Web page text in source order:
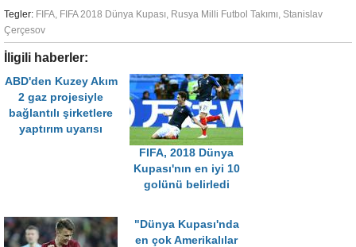
Tegler: FIFA, FIFA 2018 Dünya Kupası, Rusya Milli Futbol Takımı, Stanislav
Çerçesov
İligili haberler:
ABD'den Kuzey Akım
2 gaz projesiyle
bağlantılı şirketlere
yaptırım uyarısı
FIFA, 2018 Dünya
Kupası'nın en iyi 10
golünü belirledi
"Dünya Kupası'nda
en çok Amerikalılar